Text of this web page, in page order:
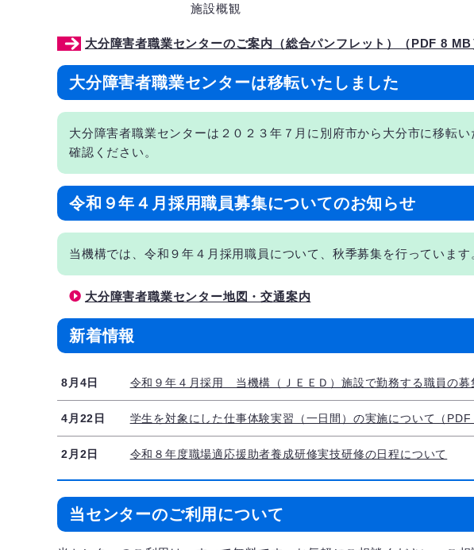
施設概観
大分障害者職業センターのご案内（総合パンフレット）（PDF 8 MB
大分障害者職業センターは移転いたしました
大分障害者職業センターは２０２３年７月に別府市から大分市に移転
確認ください。
令和９年４月採用職員募集についてのお知らせ
当機構では、令和９年４月採用職員について、秋季募集を行っています
大分障害者職業センター地図・交通案内
新着情報
8月4日 令和９年４月採用 当機構（ＪＥＥＤ）施設で勤務する職員の募
4月22日 学生を対象にした仕事体験実習（一日間）の実施について（PDF
2月2日 令和８年度職場適応援助者養成研修実技研修の日程について
当センターのご利用について